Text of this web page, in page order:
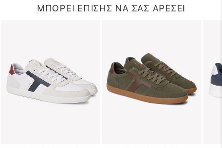
ΜΠΟΡΕΙ ΕΠΙΣΗΣ ΝΑ ΣΑΣ ΑΡΕΣΕΙ